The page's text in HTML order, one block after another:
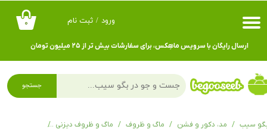
۰ ورود / ثبت نام
حساب کاربری من
تغییر گذر واژه
سفارشات
ارسال رایگان با سرویس ماهِکس، برای سفارشات بیش تر از ۲۵ میلیون تومان
جستجو
سیب مد، دکور و فشن ماگ و ظروف ماگ و ظروف دیزنی